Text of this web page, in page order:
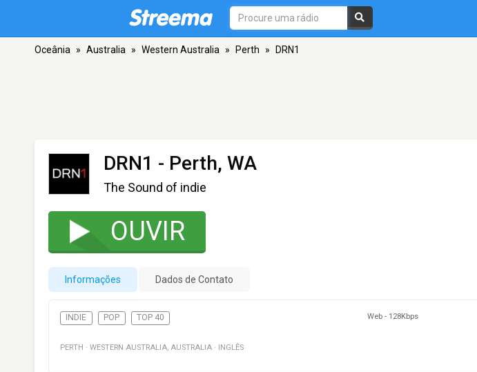
Oceânia » Australia » Western Australia » Perth » DRN1
DRN1 - Perth, WA
The Sound of indie
OUVIR
Informações Dados de Contato
INDIE POP TOP 40 Web - 128Kbps
PERTH · WESTERN AUSTRALIA, AUSTRALIA · INGLÊS